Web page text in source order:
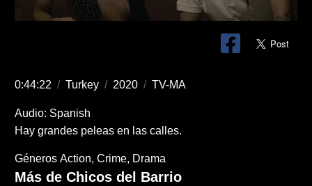
0:44:22 / Turkey / 2020 / TV-MA
Audio: Spanish
Hay grandes peleas en las calles.
Géneros Action Crime Drama
Más de Chicos del Barrio